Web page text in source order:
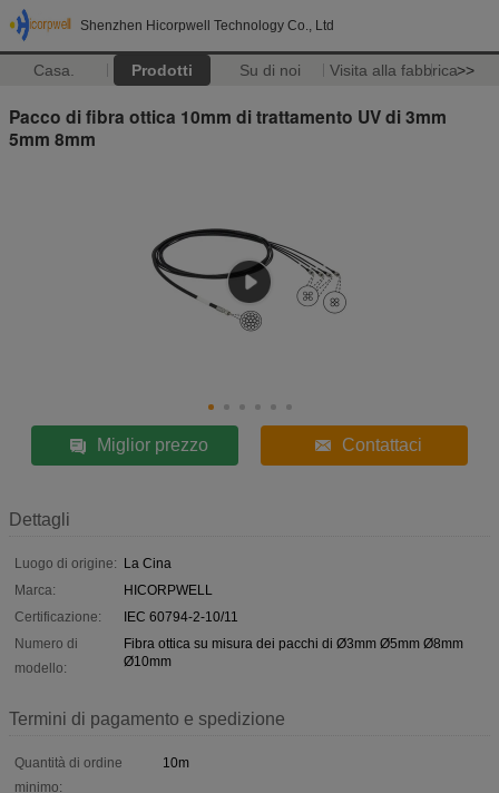
Shenzhen Hicorpwell Technology Co., Ltd
Casa. Prodotti Su di noi Visita alla fabbrica>>
Pacco di fibra ottica 10mm di trattamento UV di 3mm
5mm 8mm
Miglior prezzo Contattaci
Dettagli
Luogo di origine: La Cina
Marca:
HICORPWELL
Certificazione:
IEC 60794-2-10/11
Numero di
modello:
Fibra ottica su misura dei pacchi di Ø3mm Ø5mm Ø8mm
Ø10mm
Termini di pagamento e spedizione
Quantità di ordine
minimo:
10m